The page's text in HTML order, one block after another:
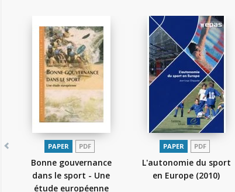
PAPER PDF
Bonne gouvernance
dans le sport - Une
étude européenne
PAPER PDF
L'autonomie du sport
en Europe (2010)